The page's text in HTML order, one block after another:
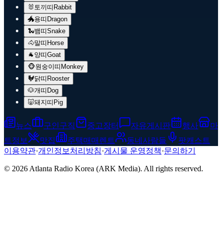
🐰 토끼띠 Rabbit
🐲용띠 Dragon
🐍뱀띠Snake
🐴말띠 Horse
🐐 양띠Goat
🐵원숭이띠 Monkey
🐓닭띠 Rooster
🐶개띠 Dog
🐷돼지띠 Pig
뉴스 구인구직 중고장터 자유게시판 행사
마
트정보
맛집 주택매매렌트 동네사람들
팟캐스트
이용약관·개인정보처리방침·게시물 운영정책·문의하기
© 2026 Atlanta Radio Korea (ARK Media). All rights reserved.